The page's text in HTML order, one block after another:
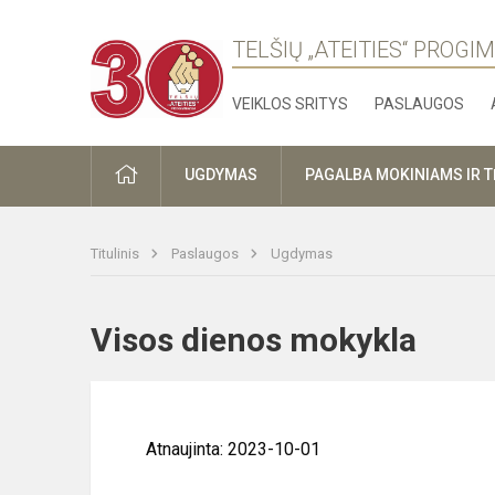
TELŠIŲ „ATEITIES“
VEIKLOS SRITYS PASLAUGOS
PRADŽIAUGDYMAS PAGALBA MOKINIAMS IR
Titulinis Paslaugos Ugdymas
Visos dienos mokykla
Atnaujinta: 2023-10-01